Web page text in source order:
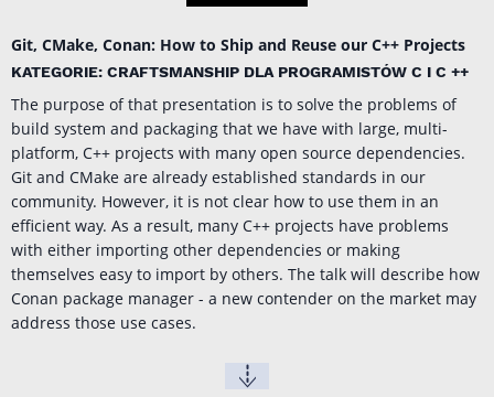
Git, CMake, Conan: How to Ship and Reuse our C++ Projects
KATEGORIE: CRAFTSMANSHIP DLA PROGRAMISTÓW C I C ++
The purpose of that presentation is to solve the problems of
build system and packaging that we have with large, multi-
platform, C++ projects with many open source dependencies.
Git and CMake are already established standards in our
community. However, it is not clear how to use them in an
efficient way. As a result, many C++ projects have problems
with either importing other dependencies or making
themselves easy to import by others. The talk will describe how
Conan package manager - a new contender on the market may
address those use cases.